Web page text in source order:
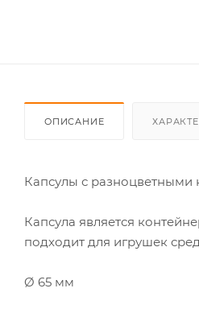
ОПИСАНИЕ
Капсулы с
Капсула является
подходит для игрушек
Ø 65 мм